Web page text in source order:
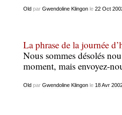
Old par Gwendoline Klingonle 22 Oct
La phrase de la journée
Nous sommes désolés
moment, mais envoyez-
Old par Gwendoline Klingonle 18 Avr